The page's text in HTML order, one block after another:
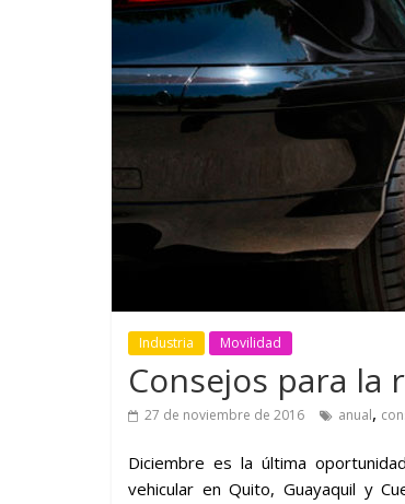
Industria Movilidad
Consejos para
27 de noviembre de 2016 anual,
Diciembre es la última
vehicular en Quito, Guayaquil y
GM reafirma su
compromiso con movilidad
más segura y conectada